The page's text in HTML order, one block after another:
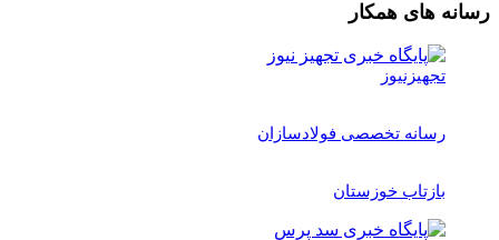
رسانه های همکار
تجهیزنیوز
رسانه تخصصی فولادسازان
بازتاب خوزستان